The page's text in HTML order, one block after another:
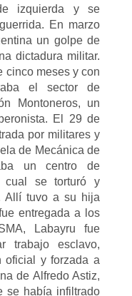
izquierda y se
En marzo
un golpe de
dictadura militar.
cinco meses y con
el sector de
Montoneros, un
El 29 de
por militares y
de Mecánica de
un centro de
cual se torturó y
Allí tuvo a su hija
entregada a los
Labayru fue
trabajo esclavo,
oficial y forzada a
de Alfredo Astiz,
se había infiltrado